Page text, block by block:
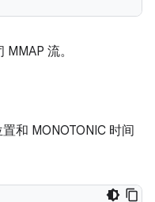
流。
和 MONOTONIC 时间